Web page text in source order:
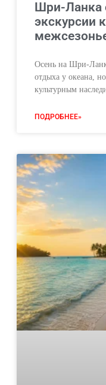
Шри-Ланка
экскурсии
Осень на Шри-
отдыха у океана,
культурным
ПОДРОБНЕЕ»